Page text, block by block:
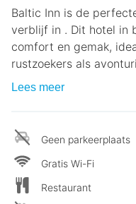
Baltic Inn is de
verblijf in . Dit hotel in
comfort en gemak,
rustzoekers als
Lees meer
Geen parkeerplaats
Gratis Wi-Fi
Restaurant